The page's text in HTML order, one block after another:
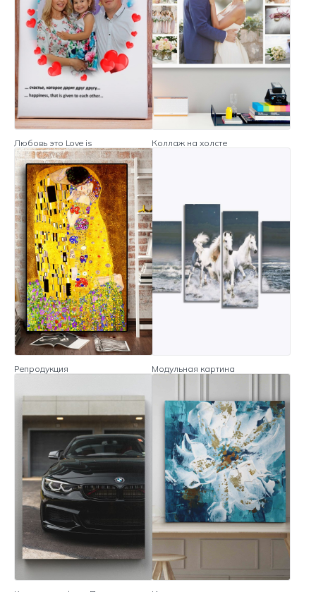
Любовь это Love is Коллаж на холсте
Репродукция Модульная картина